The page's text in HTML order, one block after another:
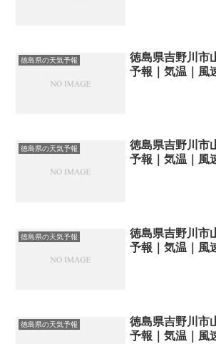
徳島県の天気予報
徳島県吉野川市
予報｜気温｜風
徳島県の天気予報
徳島県吉野川市
予報｜気温｜風
徳島県の天気予報
徳島県吉野川市
予報｜気温｜風
徳島県の天気予報
徳島県吉野川市
予報｜気温｜風